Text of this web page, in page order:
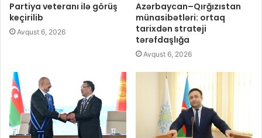
Partiya veteranı ilə görüş
keçirilib
Avqust 6, 2026
Azərbaycan–Qırğızıstan
münasibətləri: ortaq
tarixdən strateji
tərəfdaşlığa
Avqust 6, 2026